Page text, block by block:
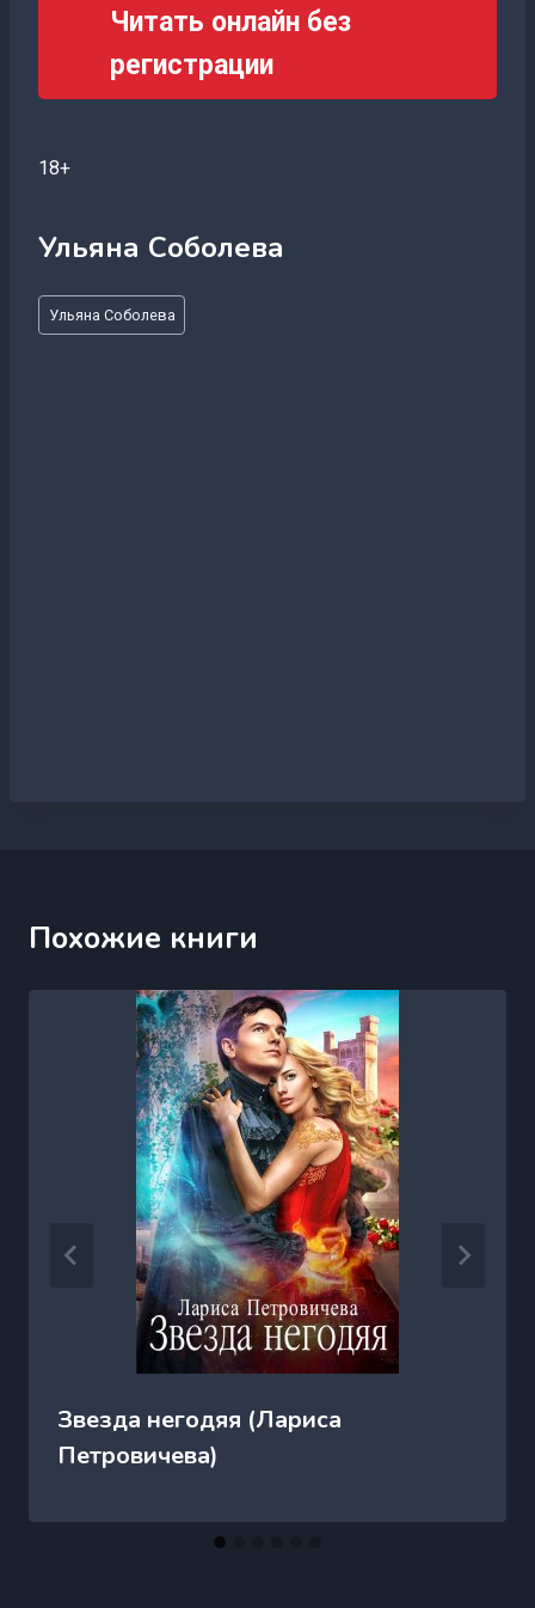
Читать онлайн без
регистрации
18+
Ульяна Соболева
Метки
записи:
Ульяна Соболева
Похожие книги
Звезда негодяя (Лариса
Петровичева)